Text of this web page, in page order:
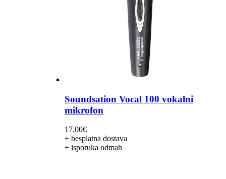
Soundsation Vocal 100 vokalni
mikrofon
17,00€
+ besplatna dostava
+ isporuka odmah